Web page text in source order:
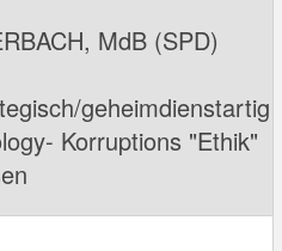
MdB (SPD)
geheimdienstartig
Korruptions "Ethik"